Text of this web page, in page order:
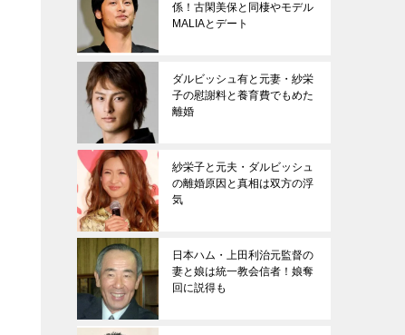
係！古閑美保と同棲やモデル
MALIAとデート
ダルビッシュ有と元妻・紗栄
子の慰謝料と養育費でもめた
離婚
紗栄子と元夫・ダルビッシュ
の離婚原因と真相は双方の浮
気
日本ハム・上田利治元監督の
妻と娘は統一教会信者！娘奪
回に説得も